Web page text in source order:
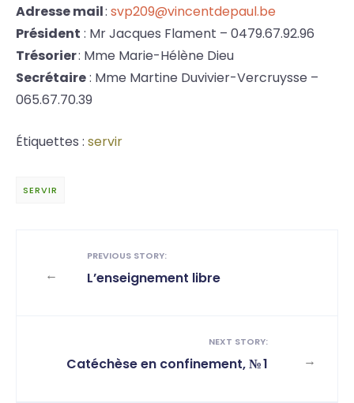
Adresse mail: svp209@vincentdepaul.be
Président : Mr Jacques Flament – 0479.67.92.96
Trésorier: Mme Marie-Hélène Dieu
Secrétaire: Mme Martine Duvivier-Vercruysse –
065.67.70.39
Étiquettes : servir
SERVIR
←
PREVIOUS STORY:
L’enseignement libre
→
NEXT STORY:
Catéchèse en confinement, № 1